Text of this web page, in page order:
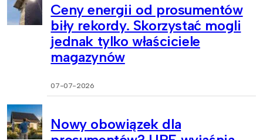
Ceny energii od prosumentów
biły rekordy. Skorzystać mogli
jednak tylko właściciele
magazynów
07-07-2026
Nowy obowiązek dla